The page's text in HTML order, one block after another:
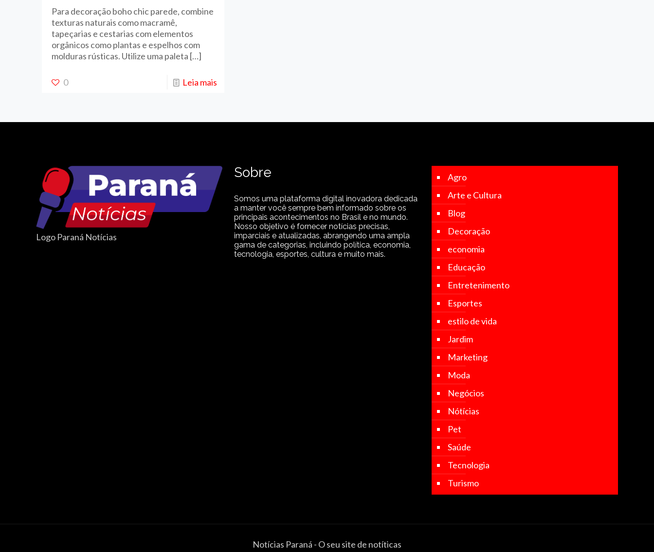
Para decoração boho chic parede, combine
texturas naturais como macramê,
tapeçarias e cestarias com elementos
orgânicos como plantas e espelhos com
molduras rústicas. Utilize uma paleta […]
0 Leia mais
Logo Paraná Notícias
Sobre
Somos uma plataforma digital inovadora dedicada
a manter você sempre bem informado sobre os
principais acontecimentos no Brasil e no mundo.
Nosso objetivo é fornecer notícias precisas,
imparciais e atualizadas, abrangendo uma ampla
gama de categorias, incluindo política, economia,
tecnologia, esportes, cultura e muito mais.
Agro
Arte e Cultura
Blog
Decoração
economia
Educação
Entretenimento
Esportes
estilo de vida
Jardim
Marketing
Moda
Negócios
Nótícias
Pet
Saúde
Tecnologia
Turismo
Notícias Paraná - O seu site de notíticas